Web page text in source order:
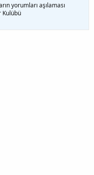
yorumları aşılaması
Kulübü